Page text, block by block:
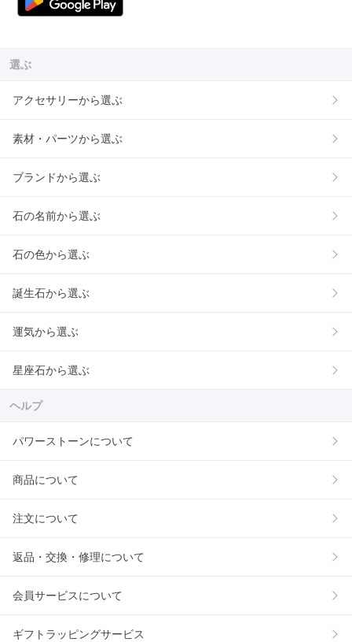
選ぶ
アクセサリーから選ぶ
素材・パーツから選ぶ
ブランドから選ぶ
石の名前から選ぶ
石の色から選ぶ
誕生石から選ぶ
運気から選ぶ
星座石から選ぶ
ヘルプ
パワーストーンについて
商品について
注文について
返品・交換・修理について
会員サービスについて
ギフトラッピングサービス